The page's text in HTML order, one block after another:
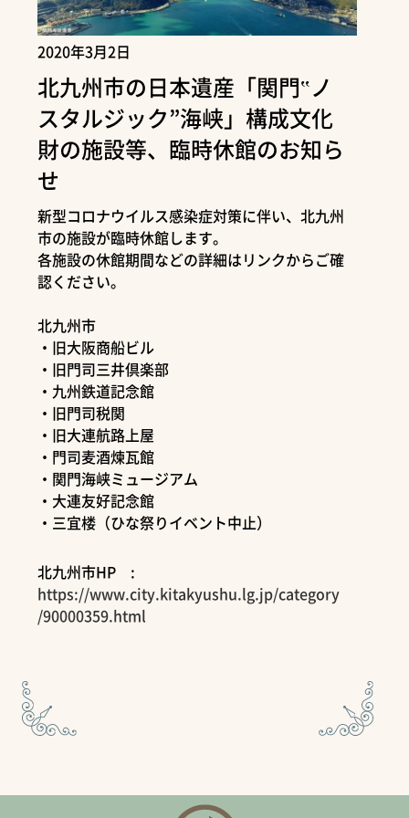
2020年3月2日
北九州市の日本遺産「関門‟ノ
スタルジック”海峡」構成文化
財の施設等、臨時休館のお知ら
せ
新型コロナウイルス感染症対策に伴い、北九州
市の施設が臨時休館します。
各施設の休館期間などの詳細はリンクからご確
認ください。
北九州市
・旧大阪商船ビル
・旧門司三井倶楽部
・九州鉄道記念館
・旧門司税関
・旧大連航路上屋
・門司麦酒煉瓦館
・関門海峡ミュージアム
・大連友好記念館
・三宜楼（ひな祭りイベント中止）
北九州市HP :
https://www.city.kitakyushu.lg.jp/category
/90000359.html